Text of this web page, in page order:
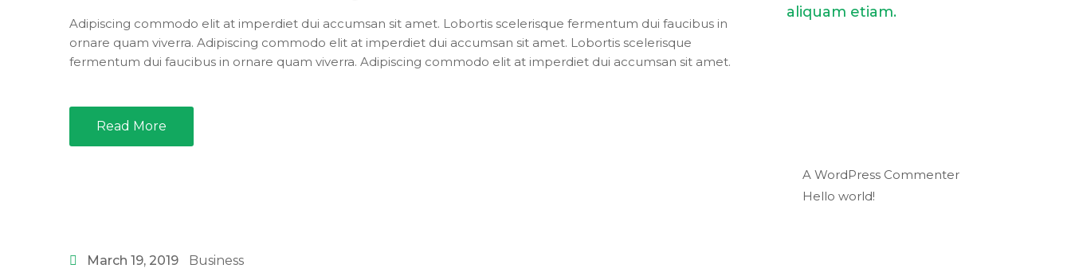
Adipiscing commodo elit at imperdiet dui accumsan sit amet. Lobortis scelerisque fermentum dui faucibus in
ornare quam viverra. Adipiscing commodo elit at imperdiet dui accumsan sit amet. Lobortis scelerisque
fermentum dui faucibus in ornare quam viverra. Adipiscing commodo elit at imperdiet dui accumsan sit amet.
Read More
March 19, 2019 Business
aliquam etiam.
A WordPress Commenter
Hello world!